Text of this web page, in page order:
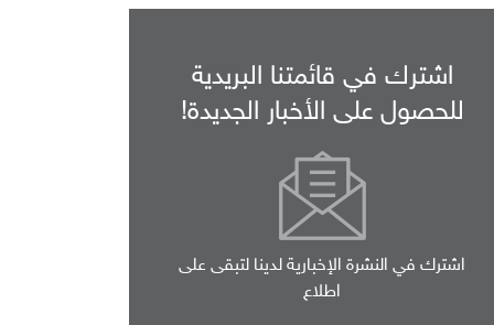
اشترك في قائمتنا البريدية
للحصول على الأخبار الجديدة!
اشترك في النشرة الإخبارية لدينا لتبقى على
اطلاع